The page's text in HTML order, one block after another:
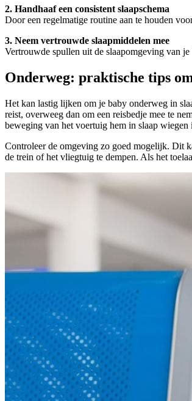
2. Handhaaf een consistent slaapschema
Door een regelmatige routine aan te houden
3. Neem vertrouwde slaapmiddelen mee
Vertrouwde spullen uit de slaapomgeving van
Onderweg: praktische tips
Het kan lastig lijken om je baby onderweg in
reist, overweeg dan om een reisbedje mee te
beweging van het voertuig hem in slaap wiegen
Controleer de omgeving zo goed mogelijk. Dit
de trein of het vliegtuig te dempen. Als het